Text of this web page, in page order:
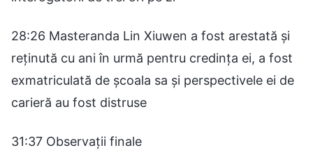
28:26 Masteranda Lin Xiuwen a fost arestată și
reținută cu ani în urmă pentru credința ei, a fost
exmatriculată de școala sa și perspectivele ei de
carieră au fost distruse
31:37 Observații finale